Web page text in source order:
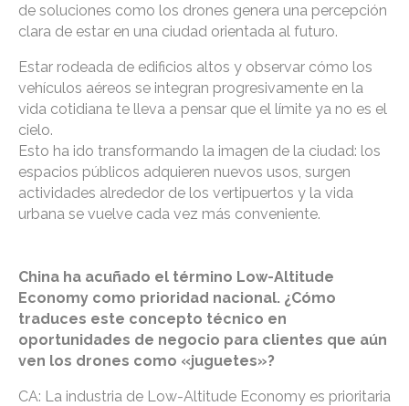
de soluciones como los drones genera una percepción
clara de estar en una ciudad orientada al futuro.
Estar rodeada de edificios altos y observar cómo los
vehículos aéreos se integran progresivamente en la
vida cotidiana te lleva a pensar que el límite ya no es el
cielo.
Esto ha ido transformando la imagen de la ciudad: los
espacios públicos adquieren nuevos usos, surgen
actividades alrededor de los vertipuertos y la vida
urbana se vuelve cada vez más conveniente.
China ha acuñado el término Low-Altitude
Economy como prioridad nacional. ¿Cómo
traduces este concepto técnico en
oportunidades de negocio para clientes que aún
ven los drones como «juguetes»?
CA: La industria de Low-Altitude Economy es prioritaria